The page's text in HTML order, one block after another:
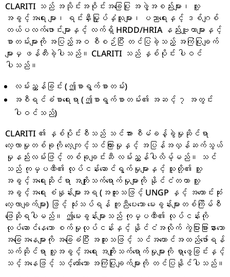
CLARITI သည် အသိုင်းအဝိုင်းအခြေပြု အဖွဲ့အစည်းများ၊ လူ့
အခွင့်အရေး များ၊ ရင်းနှီးမြှုပ်နှံသူများ၊ ပညာရေးနှင့် ဒစ်ဂျစ်
တယ်ပလက်ဖောင်းများနှင့် လက်ရှိ HRDD/HRIA နည်းဗျူဟာများနှင့်
စာတမ်းများကို အပြည့်အဝ စီစဉ်ပြီး တင်ပြခဲ့သည့် အကြံပြုချက်
များမှ ဖန်တီးခဲ့ပါသည်။ CLARITI သည် နှစ်ပိုင်း ပါဝင်
ပါသည်။
လမ်းညွှန်ခြင်း (ဤစာရွက်စာတမ်း)
အစီရင်ခံစာရေးရာ (ဤစာရွက်စာတမ်း၏ အဆင့် ၇ အတွင်း
ပါဝင်သည်)
CLARITI ၏ နှစ်ပိုင်းစီသည် သင်အား စီမံခန့်ခွဲမှုဆိုင်ရာ
လေ့လာမှုတစ်ခုကို လေ့ကျင့်သင်ကြားမှုနှင့် အပြန်အလှန်ဆက်သွယ်
မှုနည်းလမ်းဖြင့် တစ်ခုချင်းဆီ လမ်းညွှန်ပါလိမ့်မည်။ သင်
သည် ကုမ္ပဏီ၏ လုပ်ငန်းဆောင်ရွက်မှုများနှင့် သူတို့၏ လူ့
အခွင့်အရေးဆိုင်ရာ အကျိုးသက်ရောက်မှုများကို နိုင်ငံတကာ လူ့
အခွင့်အရေး စံနှုန်းများအရ (အထူးသဖြင့် UNGP နှင့် အကောင်းဆုံး
လေ့လာချက်များ) ဖြင့် သုံးသပ်ရန် ကူညီပေးသော မေးခွန်းများတစ်ကြိမ်စီ
ဖြေဆိုရပါမည်။ ဤမေးခွန်းများသည် ကုမ္ပဏီ၏ လုပ်ငန်းကို
လုပ်ဆောင်နေသော စက်မှုလုပ်ငန်းနှင့် နိုင်ငံအလိုက် ကွဲပြားခြားနားသော
အခြေအနေများကို အခြေခံပြီး အထူးသဖြင့် သင်အကောင်အထည်ဖော်ရန်
သက်ဆိုင်ရာ လူ့အခွင့်အရေး အကျိုးသက်ရောက်မှုများကို ရှာဖွေခြင်းနှင့်
သင့်အနေဖြင့် သင့်တော်သော အကြံပြုချက်များကို တင်ပြနိုင်ပါသည်။